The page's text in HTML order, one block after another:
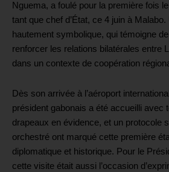
Nguema, a foulé pour la première fois
tant que chef d’État, ce 4 juin à Malabo.
hautement symbolique, qui témoigne
renforcer les relations bilatérales entre
dans un contexte de coopération
Dès son arrivée à l’aéroport
président gabonais a été accueilli avec
drapeaux en évidence, et un protocole
orchestré ont marqué cette première
diplomatique et historique. Pour le
cette visite était aussi l’occasion